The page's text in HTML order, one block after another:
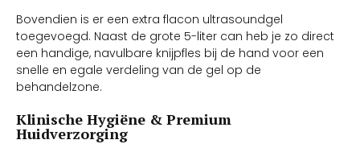
Bovendien is er een extra flacon ultrasoundgel
toegevoegd. Naast de grote 5-liter can heb je zo direct
een handige, navulbare knijpfles bij de hand voor een
snelle en egale verdeling van de gel op de
behandelzone.
Klinische Hygiëne & Premium
Huidverzorging